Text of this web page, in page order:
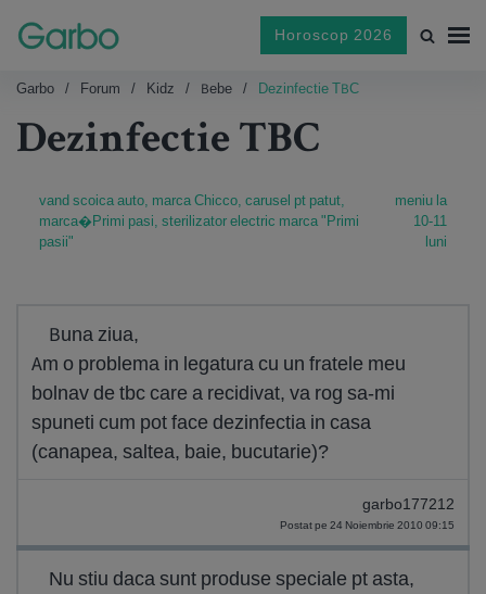
Horoscop 2026
Garbo Forum Kidz Bebe Dezinfectie TBC
Dezinfectie TBC
vand scoica auto, marca Chicco, carusel pt patut,
marca�Primi pasi, sterilizator electric marca "Primi
pasii"
meniu la
10-11
luni
Buna ziua,
Am o problema in legatura cu un fratele meu
bolnav de tbc care a recidivat, va rog sa-mi
spuneti cum pot face dezinfectia in casa
(canapea, saltea, baie, bucutarie)?
garbo177212
Postat pe 24 Noiembrie 2010 09:15
Nu stiu daca sunt produse speciale pt asta,